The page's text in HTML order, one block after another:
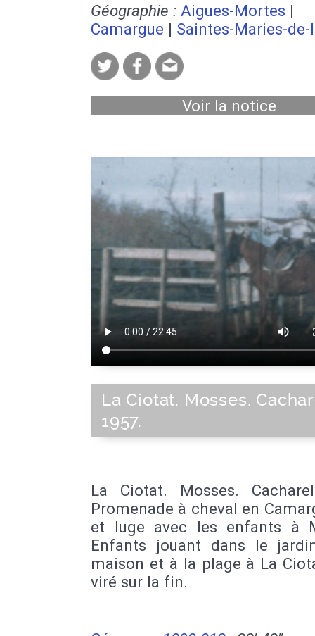
Géographie : Aigues-Mortes |
Camargue | Saintes-Maries-de-
Voir la notice
La Ciotat. Mosses.
1957.
La Ciotat. Mosses.
Promenade à cheval en
et luge avec les enfants à
Enfants jouant dans le
maison et à la plage à La
viré sur la fin.